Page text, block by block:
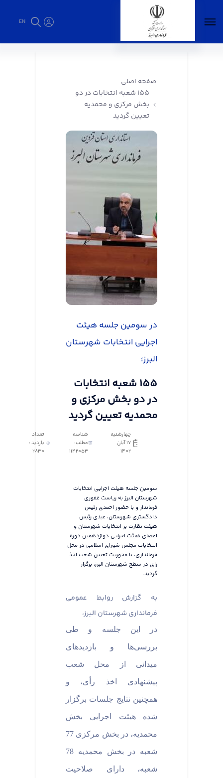
EN
صفحه اصلی
155 شعبه انتخابات در دو
بخش مرکزی و محمدیه
تعیین گردید
در سومین جلسه هیئت
اجرایی انتخابات شهرستان
البرز؛
155 شعبه انتخابات
در دو بخش مرکزی و
محمدیه تعیین گردید
چهارشنبه
17 آبان
1402
شناسه
مطلب:
1142053
تعداد
بازدید :
2830
سومین جلسه هیئت اجرایی انتخابات
شهرستان البرز به ریاست غفوری
فرماندار و با حضور احمدی رئیس
دادگستری شهرستان، عبدی رئیس
هیئت نظارت بر انتخابات شهرستان و
اعضای هیئت اجرایی دوازدهمین دوره
انتخابات مجلس شورای اسلامی در محل
فرمانداری، با محوریت تعیین شعب اخذ
رای در سطح شهرستان البرز، برگزار
گردید.
به گزارش روابط عمومی
فرمانداری شهرستان البرز،
در این جلسه و طی
بررسی‌ها و بازدیدهای
میدانی از محل شعب
پیشنهادی اخذ رأی، و
همچنین نتایج جلسات برگزار
شده هیئت اجرایی بخش
محمدیه، در بخش مرکزی 77
شعبه در بخش محمدیه 78
شعبه، دارای صلاحیت